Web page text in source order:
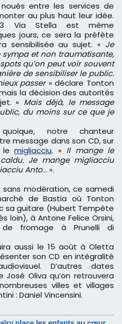
entre les services de
au plus haut leur idée.
Via Stella est même
jours, ce sera la préfète
sensibilisée au sujet. « Je
sympa et non traumatisante,
qu’on peut voir souvent
de sensibiliser le public.
passer » déclare Tonton
la décision des autorités
« Mais déjà, le message
du moins sur ce que je
notre chanteur
message dans son CD, sur
lemigliacciu. « Il mange le
Je mange migliacciu
Anto... ».
modération, ce samedi
de Bastia où Tonton
sa guitare (Hubert Tempête
loin), à Antone Felice Orsini,
fromage à Prunelli di
aussi le 15 août à Oletta
son CD en intégralité
D’autres dates
Oliva qu’on retrouvera
villes et villages
: Daniel Vincensini.